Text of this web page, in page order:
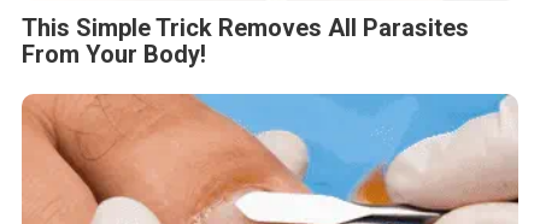
This Simple Trick Removes All Parasites
From Your Body!